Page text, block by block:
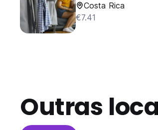
Costa Rica
€7.41
Outras